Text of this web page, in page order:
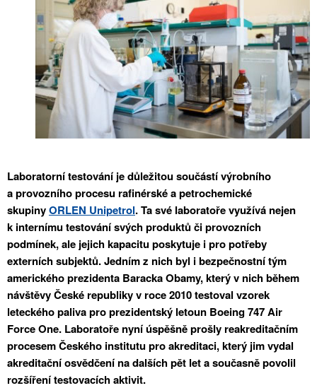
Laboratorní testování je důležitou součástí výrobního
a provozního procesu rafinérské a petrochemické
skupinyORLEN Unipetrol. Ta své laboratoře využívá nejen
k internímu testování svých produktů či provozních
podmínek, ale jejich kapacitu poskytuje i pro potřeby
externích subjektů. Jedním z nich byl i bezpečnostní tým
amerického prezidenta Baracka Obamy, který v nich během
návštěvy České republiky v roce 2010 testoval vzorek
leteckého paliva pro prezidentský letoun Boeing 747 Air
Force One. Laboratoře nyní úspěšně prošly reakreditačním
procesem Českého institutu pro akreditaci, který jim vydal
akreditační osvědčení na dalších pět let a současně povolil
rozšíření testovacích aktivit.